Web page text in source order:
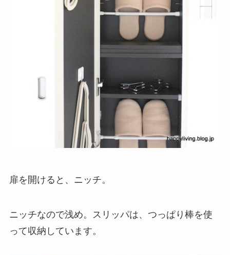
扉を開けると、ニッチ。
ニッチなので浅め。スリッパは、つっぱり棒を使
って収納しています。